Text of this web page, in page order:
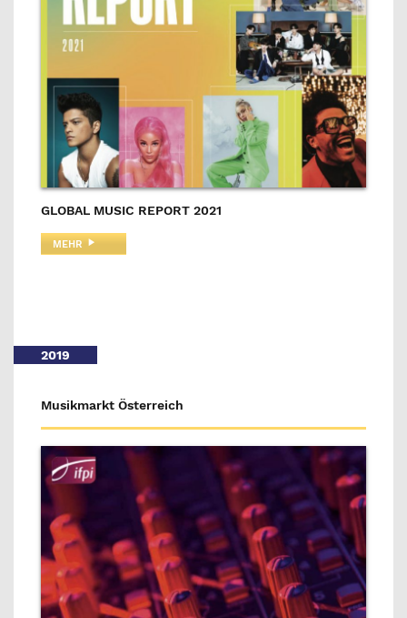
GLOBAL MUSIC REPORT 2021
MEHR
2019
Musikmarkt Österreich